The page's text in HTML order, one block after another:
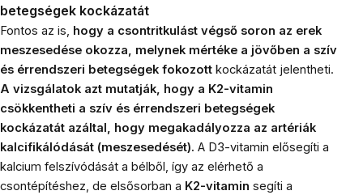
betegségek kockázatát
Fontos az is, hogy a csontritkulást végső soron az erek
meszesedése okozza, melynek mértéke a jövőben a szív
és érrendszeri betegségek fokozott kockázatát jelentheti.
A vizsgálatok azt mutatják, hogy a K2-vitamin
csökkentheti a szív és érrendszeri betegségek
kockázatát azáltal, hogy megakadályozza az artériák
kalcifikálódását (meszesedését). A D3-vitamin elősegíti a
kalcium felszívódását a bélből, így az elérhető a
csontépítéshez, de elsősorban a K2-vitamin segíti a